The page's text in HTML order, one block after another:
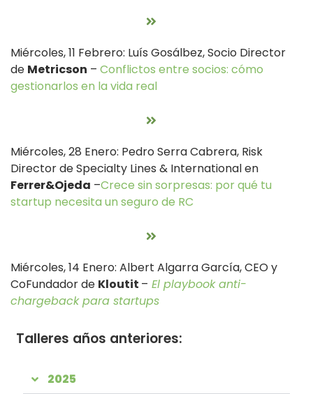
Miércoles, 11 Febrero: Luís Gosálbez, Socio Director
de Metricson –Conflictos entre socios: cómo
gestionarlos en la vida real
Miércoles, 28 Enero: Pedro Serra Cabrera, Risk
Director de Specialty Lines & International en
Ferrer&Ojeda –Crece sin sorpresas: por qué tu
startup necesita un seguro de RC
Miércoles, 14 Enero: Albert Algarra García, CEO y
CoFundador de Kloutit – El playbook anti-
chargeback para startups
Talleres años anteriores:
2025